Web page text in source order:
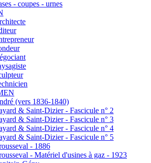
- coupes - urnes
(vers 1836-1840)
& Saint-Dizier - Fascicule n° 2
& Saint-Dizier - Fascicule n° 3
& Saint-Dizier - Fascicule n° 4
& Saint-Dizier - Fascicule n° 5
- 1886
- Matériel d'usines à gaz - 1923